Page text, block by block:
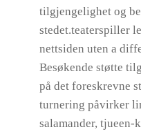
tilgjengelighet og
stedet.teaterspiller
nettsiden uten a
Besøkende støtte
på det foreskrevne
turnering påvirker
salamander, tjueen-